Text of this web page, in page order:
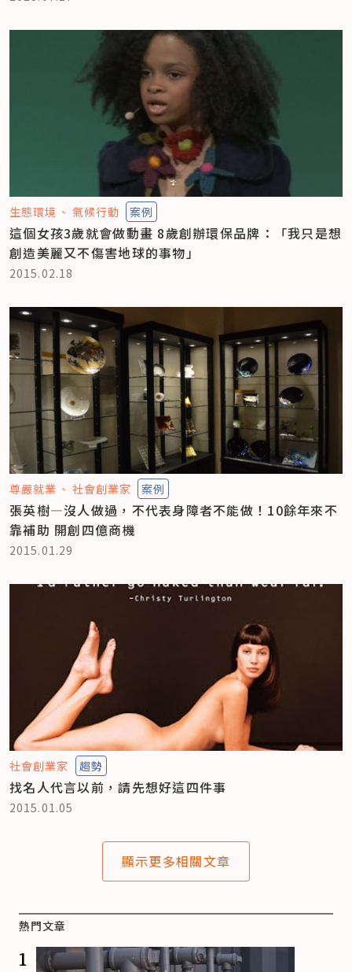
生態環境 氣候行動 案例
這個女孩3歲就會做動畫 8歲創辦環保品牌：「我只是想
創造美麗又不傷害地球的事物」
2015.02.18
尊嚴就業 社會創業家 案例
張英樹—沒人做過，不代表身障者不能做！10餘年來不
靠補助 開創四億商機
2015.01.29
社會創業家 趨勢
找名人代言以前，請先想好這四件事
2015.01.05
顯示更多相關文章
熱門文章
1